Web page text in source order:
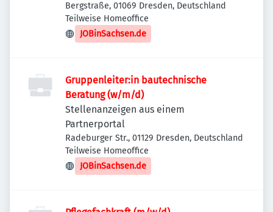
Bergstraße, 01069 Dresden, Deutschland
Teilweise Homeoffice
JOBinSachsen.de
Gruppenleiter:in bautechnische
Beratung (w/m/d)
Stellenanzeigen aus einem
Partnerportal
Radeburger Str., 01129 Dresden, Deutschland
Teilweise Homeoffice
JOBinSachsen.de